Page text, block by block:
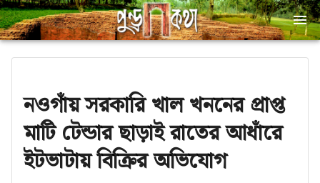
নওগাঁয় সরকারি খাল খননের প্রাপ্ত
মাটি টেন্ডার ছাড়াই রাতের আধাঁরে
ইটভাটায় বিক্রির অভিযোগ